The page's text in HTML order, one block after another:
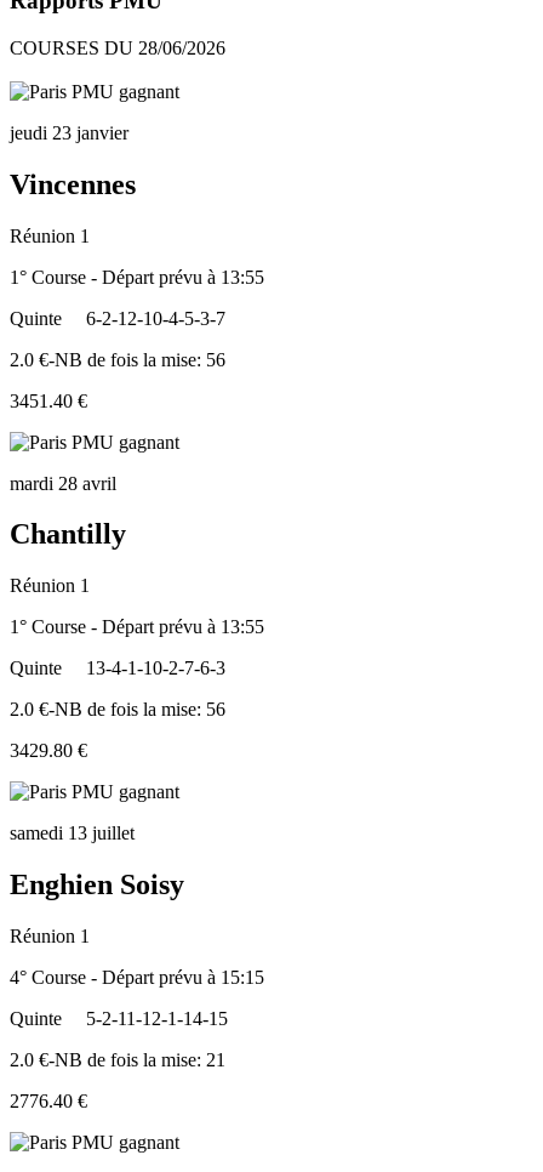
COURSES DU 28/06/2026
jeudi 23 janvier
Vincennes
Réunion 1
1° Course - Départ prévu à 13:55
Quinte
6-2-12-10-4-5-3-7
2.0 €-NB de fois la mise: 56
3451.40 €
mardi 28 avril
Chantilly
Réunion 1
1° Course - Départ prévu à 13:55
Quinte
13-4-1-10-2-7-6-3
2.0 €-NB de fois la mise: 56
3429.80 €
samedi 13 juillet
Enghien Soisy
Réunion 1
4° Course - Départ prévu à 15:15
Quinte
5-2-11-12-1-14-15
2.0 €-NB de fois la mise: 21
2776.40 €